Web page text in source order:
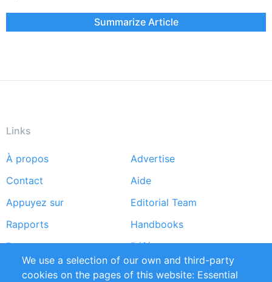
Summarize Article
Links
Footer
menu
À propos
Advertise
Contact
Aide
Appuyez sur
Editorial Team
Rapports
Handbooks
Partners
Références
Flux RSS
Sustainability
We use a selection of our own and third-party
cookies on the pages of this website: Essential